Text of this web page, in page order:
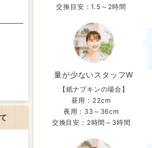
おすすめレベル：
触り心地の良さにびっく
布ナプキンを初めて購入
コットン部分にしばらく
のがわかる気がしました。
色もビビットなオレンジ
厚めのタイプなので、洗
小学校5年生の娘用に買い
す。
交換目安：1.5～2時間
量が少ないスタッフW
【紙ナプキンの場合】
昼用：22cm
夜用：33～36cm
交換目安：2時間～3時間